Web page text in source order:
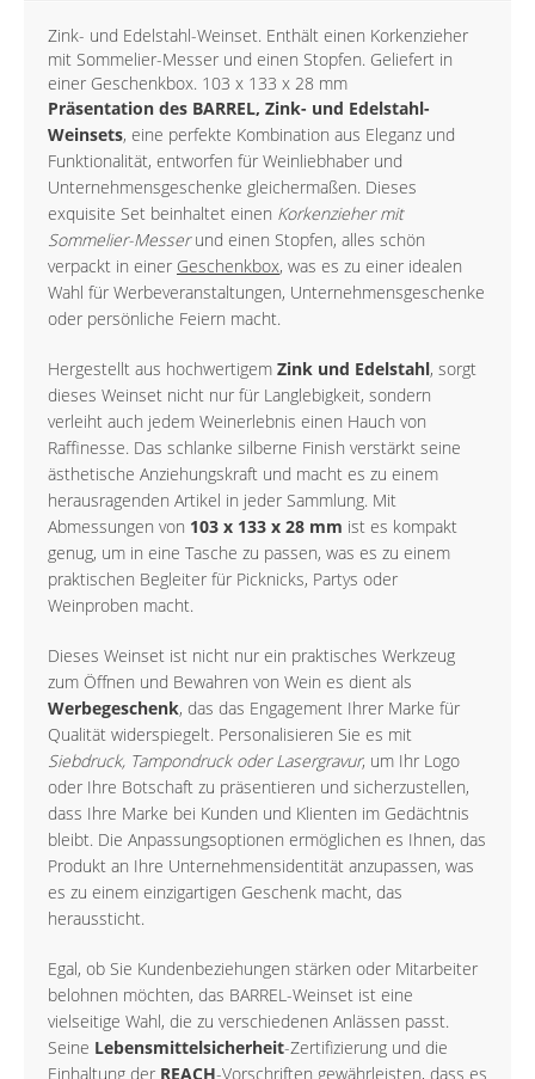
Zink- und Edelstahl-Weinset. Enthält einen Korkenzieher
mit Sommelier-Messer und einen Stopfen. Geliefert in
einer Geschenkbox. 103 x 133 x 28 mm
Präsentation des BARREL, Zink- und Edelstahl-
Weinsets, eine perfekte Kombination aus Eleganz und
Funktionalität, entworfen für Weinliebhaber und
Unternehmensgeschenke gleichermaßen. Dieses
exquisite Set beinhaltet einen Korkenzieher mit
Sommelier-Messerund einen Stopfen, alles schön
verpackt in einer Geschenkbox, was es zu einer idealen
Wahl für Werbeveranstaltungen, Unternehmensgeschenke
oder persönliche Feiern macht.
Hergestellt aus hochwertigem Zink und Edelstahl, sorgt
dieses Weinset nicht nur für Langlebigkeit, sondern
verleiht auch jedem Weinerlebnis einen Hauch von
Raffinesse. Das schlanke silberne Finish verstärkt seine
ästhetische Anziehungskraft und macht es zu einem
herausragenden Artikel in jeder Sammlung. Mit
Abmessungen von 103 x 133 x 28 mm ist es kompakt
genug, um in eine Tasche zu passen, was es zu einem
praktischen Begleiter für Picknicks, Partys oder
Weinproben macht.
Dieses Weinset ist nicht nur ein praktisches Werkzeug
zum Öffnen und Bewahren von Wein es dient als
Werbegeschenk, das das Engagement Ihrer Marke für
Qualität widerspiegelt. Personalisieren Sie es mit
Siebdruck, Tampondruck oder Lasergravur, um Ihr Logo
oder Ihre Botschaft zu präsentieren und sicherzustellen,
dass Ihre Marke bei Kunden und Klienten im Gedächtnis
bleibt. Die Anpassungsoptionen ermöglichen es Ihnen, das
Produkt an Ihre Unternehmensidentität anzupassen, was
es zu einem einzigartigen Geschenk macht, das
heraussticht.
Egal, ob Sie Kundenbeziehungen stärken oder Mitarbeiter
belohnen möchten, das BARREL-Weinset ist eine
vielseitige Wahl, die zu verschiedenen Anlässen passt.
Seine Lebensmittelsicherheit-Zertifizierung und die
Einhaltung der REACH-Vorschriften gewährleisten, dass es